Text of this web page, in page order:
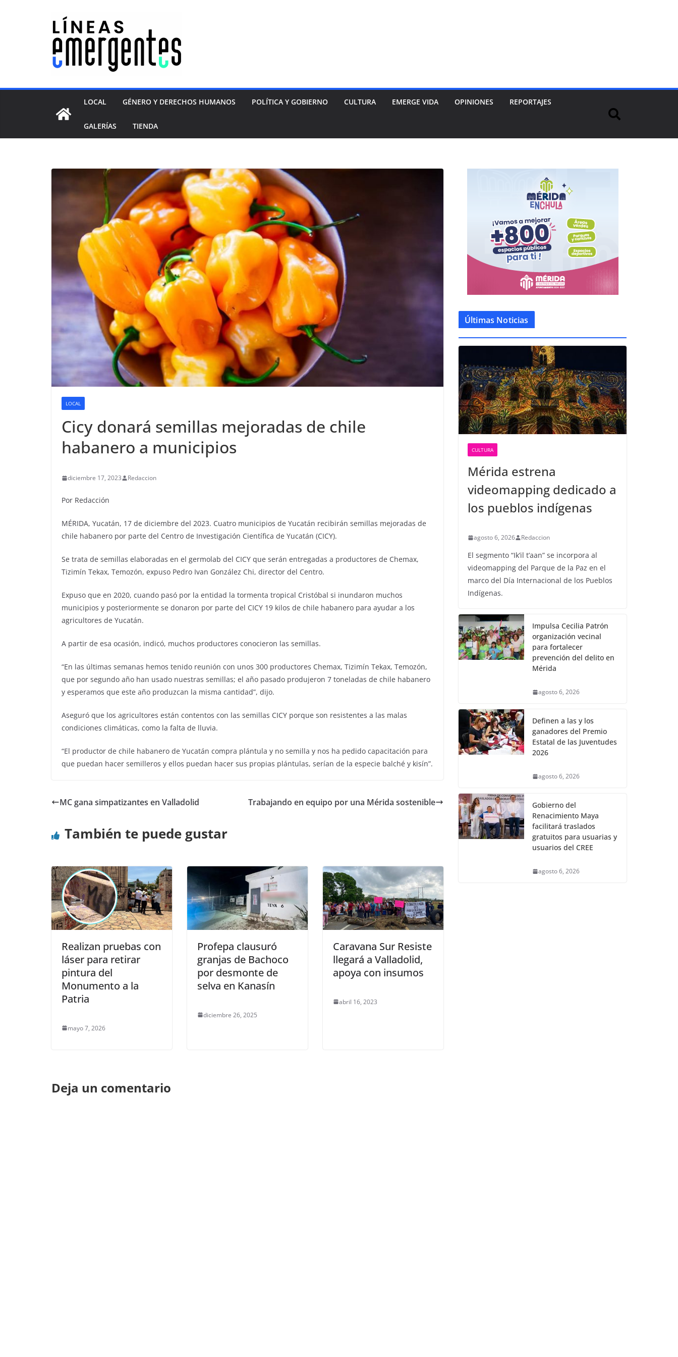
LOCAL GÉNERO Y DERECHOS HUMANOS POLÍTICA Y GOBIERNO CULTURA EMERGE VIDA OPINIONES REPORTAJES
GALERÍAS TIENDA
LOCAL
Cicy donará semillas mejoradas de chile
habanero a municipios
diciembre 17, 2023 Redaccion
Por Redacción
MÉRIDA, Yucatán, 17 de diciembre del 2023. Cuatro municipios de Yucatán recibirán semillas mejoradas de
chile habanero por parte del Centro de Investigación Científica de Yucatán (CICY).
Se trata de semillas elaboradas en el germolab del CICY que serán entregadas a productores de Chemax,
Tizimín Tekax, Temozón, expuso Pedro Ivan González Chi, director del Centro.
Expuso que en 2020, cuando pasó por la entidad la tormenta tropical Cristóbal si inundaron muchos
municipios y posteriormente se donaron por parte del CICY 19 kilos de chile habanero para ayudar a los
agricultores de Yucatán.
A partir de esa ocasión, indicó, muchos productores conocieron las semillas.
“En las últimas semanas hemos tenido reunión con unos 300 productores Chemax, Tizimín Tekax, Temozón,
que por segundo año han usado nuestras semillas; el año pasado produjeron 7 toneladas de chile habanero
y esperamos que este año produzcan la misma cantidad”, dijo.
Aseguró que los agricultores están contentos con las semillas CICY porque son resistentes a las malas
condiciones climáticas, como la falta de lluvia.
“El productor de chile habanero de Yucatán compra plántula y no semilla y nos ha pedido capacitación para
que puedan hacer semilleros y ellos puedan hacer sus propias plántulas, serían de la especie balché y kisín”.
MC gana simpatizantes en Valladolid Trabajando en equipo por una Mérida sostenible
También te puede gustar
Realizan pruebas con
láser para retirar
pintura del
Monumento a la
Patria
mayo 7, 2026
Profepa clausuró
granjas de Bachoco
por desmonte de
selva en Kanasín
diciembre 26, 2025
Caravana Sur Resiste
llegará a Valladolid,
apoya con insumos
abril 16, 2023
Deja un comentario
Últimas Noticias
CULTURA
Mérida estrena
videomapping dedicado a
los pueblos indígenas
agosto 6, 2026 Redaccion
El segmento “Ik’il t’aan” se incorpora al
videomapping del Parque de la Paz en el
marco del Día Internacional de los Pueblos
Indígenas.
Impulsa Cecilia Patrón
organización vecinal
para fortalecer
prevención del delito en
Mérida
agosto 6, 2026
Definen a las y los
ganadores del Premio
Estatal de las Juventudes
2026
agosto 6, 2026
Gobierno del
Renacimiento Maya
facilitará traslados
gratuitos para usuarias y
usuarios del CREE
agosto 6, 2026